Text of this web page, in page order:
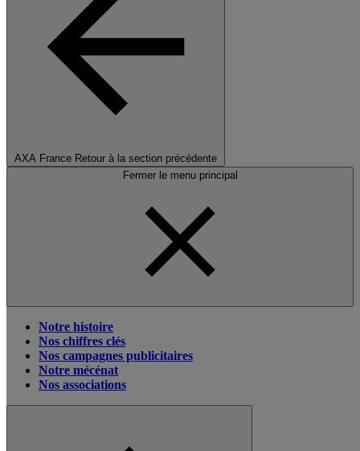
AXA France Retour à la section précédente
Fermer le menu principal
Notre histoire
Nos chiffres clés
Nos campagnes publicitaires
Notre mécénat
Nos associations